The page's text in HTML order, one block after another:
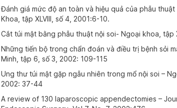
Đánh giá mức độ an toàn và hiệu quả của phẫu
Khoa, tập XLVIII, số 4, 2001:6-10.
Cắt túi mật bằng phẫu thuật nội soi- Ngoại khoa, tập
Những tiến bộ trong chẩn đoán và điều trị bệnh sỏi
Minh, tập 6, số 3, 2002: 109-115
Ung thư túi mật gặp ngẫu nhiên trong mổ nội soi –
2002: 37-44
A review of 130 laparoscopic appendectomies –